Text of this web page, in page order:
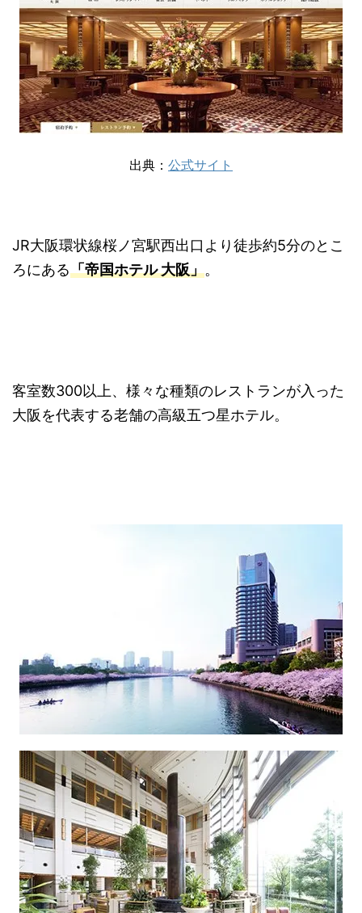
出典： 公式サイト
JR大阪環状線桜ノ宮駅西出口より徒歩約5分のとこ
ろにある「帝国ホテル 大阪」。
客室数300以上、様々な種類のレストランが入った
大阪を代表する老舗の高級五つ星ホテル。